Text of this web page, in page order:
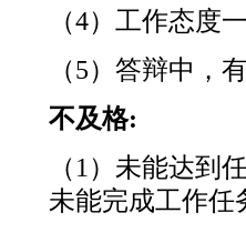
（4）工作态度
（5）答辩中，
不及格:
（1）未能达到
未能完成工作任